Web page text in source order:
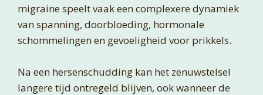
migraine speelt vaak een complexere dynamiek
van spanning, doorbloeding, hormonale
schommelingen en gevoeligheid voor prikkels.
Na een hersenschudding kan het zenuwstelsel
langere tijd ontregeld blijven, ook wanneer de